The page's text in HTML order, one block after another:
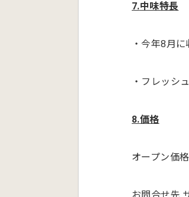
7.中味特長
・今年8月
・フレッシ
8.価格
オープン価格